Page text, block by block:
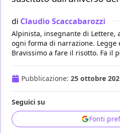
di Claudio Scaccabarozzi
Alpinista, insegnante di Lettere,
ogni forma di narrazione. Legge
Bravissimo a fare il risotto. Fa il
Pubblicazione: 25 ottobre
Seguici su
Fonti